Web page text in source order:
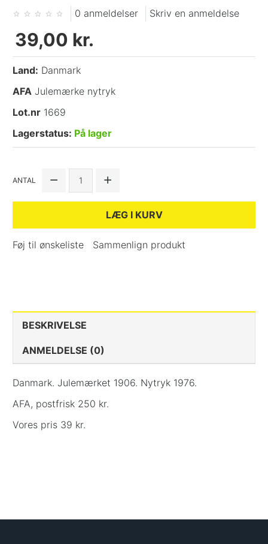
0 anmeldelser Skriv en anmeldelse
39,00 kr.
Land: Danmark
AFA Julemærke nytryk
Lot.nr 1669
Lagerstatus: På lager
ANTAL
LÆG I KURV
Føj til ønskeliste Sammenlign produkt
BESKRIVELSE
ANMELDELSE (0)
Danmark. Julemærket 1906. Nytryk 1976.
AFA, postfrisk 250 kr.
Vores pris 39 kr.